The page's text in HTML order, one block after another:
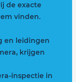
de exacte
vinden.
en leidingen
krijgen
inspectie in